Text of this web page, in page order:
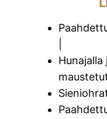
Hunajalla